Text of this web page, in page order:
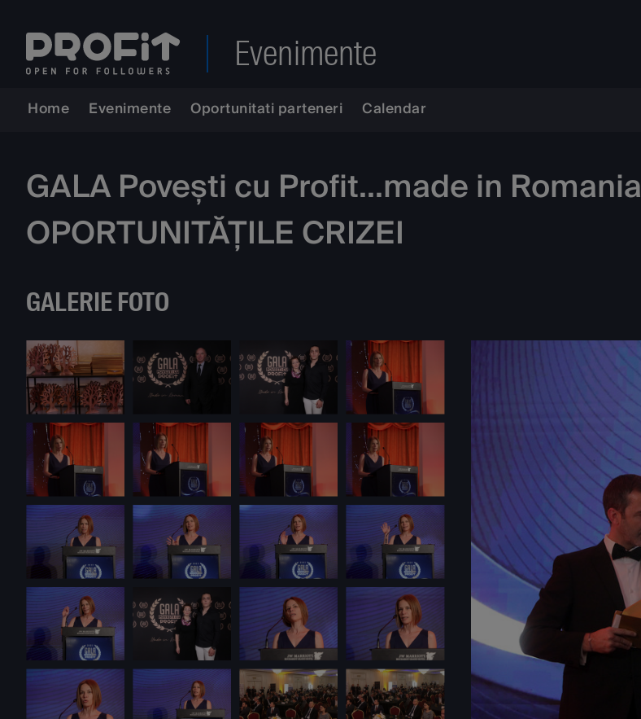
Evenimente
Home Evenimente Oportunitati parteneri Calendar
GALA Povești cu Profit...made in Romania
OPORTUNITĂȚILE CRIZEI
GALERIE FOTO